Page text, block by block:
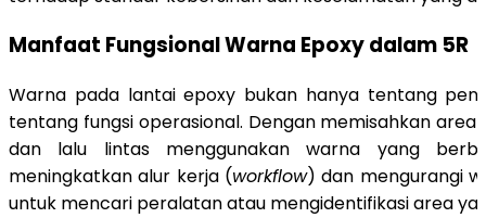
Manfaat Fungsional Warna Epoxy dalam 5R
Warna pada lantai epoxy bukan hanya tentang
tentang fungsi operasional. Dengan memisahkan area
dan lalu lintas menggunakan warna yang
meningkatkan alur kerja (workflow) dan mengurangi
untuk mencari peralatan atau mengidentifikasi area